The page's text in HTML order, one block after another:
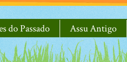
do Passado Assu Antigo